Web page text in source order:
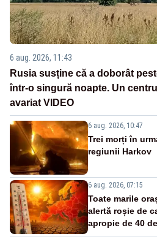
6 aug. 2026, 11:43
Rusia susține că a doborât
într-o singură noapte. Un
avariat VIDEO
6 aug. 2026, 10:47
Trei morți în
regiunii Harkov
6 aug. 2026, 07:15
Toate marile
alertă roșie de
apropie de 40